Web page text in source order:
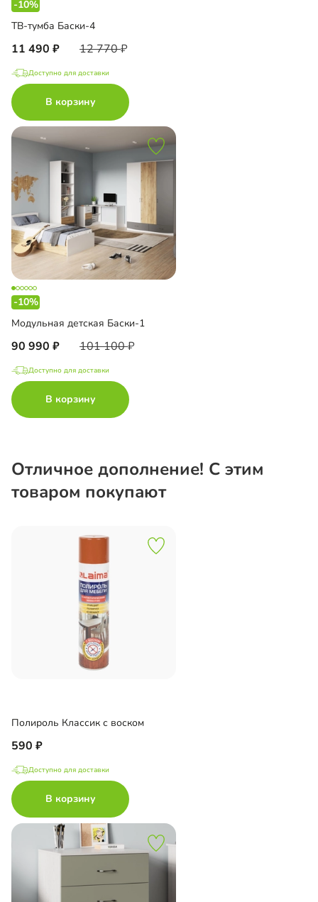
-10%
ТВ-тумба Баски-4
11 490 12 770
Доступно для доставки
В корзину
-10%
Модульная детская Баски-1
90 990 101 100
Доступно для доставки
В корзину
Отличное дополнение! С этим
товаром покупают
Полироль Классик с воском
590
Доступно для доставки
В корзину